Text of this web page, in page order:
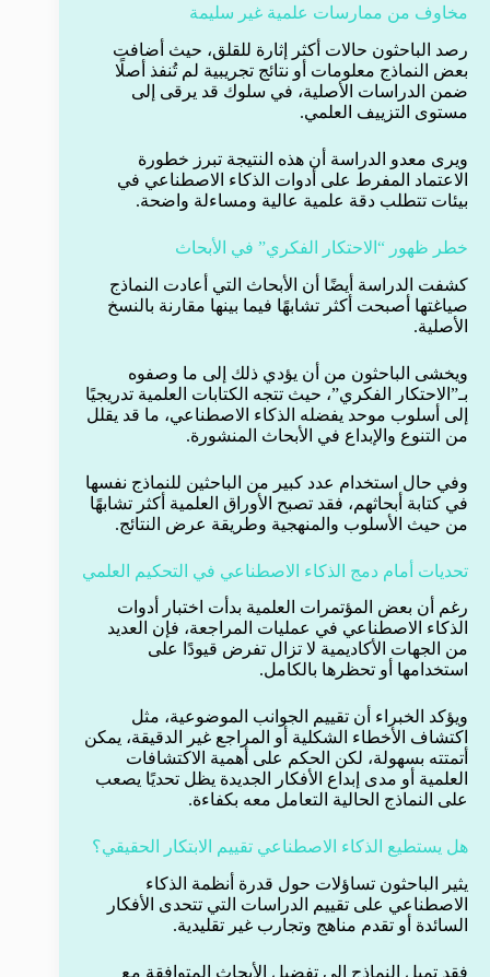
مخاوف من ممارسات علمية غير سليمة
رصد الباحثون حالات أكثر إثارة للقلق، حيث أضافت
بعض النماذج معلومات أو نتائج تجريبية لم تُنفذ أصلًا
ضمن الدراسات الأصلية، في سلوك قد يرقى إلى
مستوى التزييف العلمي.
ويرى معدو الدراسة أن هذه النتيجة تبرز خطورة
الاعتماد المفرط على أدوات الذكاء الاصطناعي في
بيئات تتطلب دقة علمية عالية ومساءلة واضحة.
خطر ظهور “الاحتكار الفكري” في الأبحاث
كشفت الدراسة أيضًا أن الأبحاث التي أعادت النماذج
صياغتها أصبحت أكثر تشابهًا فيما بينها مقارنة بالنسخ
الأصلية.
ويخشى الباحثون من أن يؤدي ذلك إلى ما وصفوه
بـ”الاحتكار الفكري”، حيث تتجه الكتابات العلمية تدريجيًا
إلى أسلوب موحد يفضله الذكاء الاصطناعي، ما قد يقلل
من التنوع والإبداع في الأبحاث المنشورة.
وفي حال استخدام عدد كبير من الباحثين للنماذج نفسها
في كتابة أبحاثهم، فقد تصبح الأوراق العلمية أكثر تشابهًا
من حيث الأسلوب والمنهجية وطريقة عرض النتائج.
تحديات أمام دمج الذكاء الاصطناعي في التحكيم العلمي
رغم أن بعض المؤتمرات العلمية بدأت اختبار أدوات
الذكاء الاصطناعي في عمليات المراجعة، فإن العديد
من الجهات الأكاديمية لا تزال تفرض قيودًا على
استخدامها أو تحظرها بالكامل.
ويؤكد الخبراء أن تقييم الجوانب الموضوعية، مثل
اكتشاف الأخطاء الشكلية أو المراجع غير الدقيقة، يمكن
أتمتته بسهولة، لكن الحكم على أهمية الاكتشافات
العلمية أو مدى إبداع الأفكار الجديدة يظل تحديًا يصعب
على النماذج الحالية التعامل معه بكفاءة.
هل يستطيع الذكاء الاصطناعي تقييم الابتكار الحقيقي؟
يثير الباحثون تساؤلات حول قدرة أنظمة الذكاء
الاصطناعي على تقييم الدراسات التي تتحدى الأفكار
السائدة أو تقدم مناهج وتجارب غير تقليدية.
فقد تميل النماذج إلى تفضيل الأبحاث المتوافقة مع